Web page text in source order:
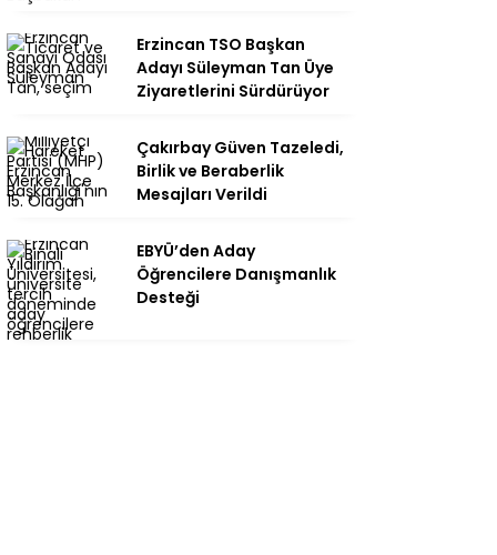
Erzincan TSO Başkan
Adayı Süleyman Tan Üye
Ziyaretlerini Sürdürüyor
Çakırbay Güven Tazeledi,
Birlik ve Beraberlik
Mesajları Verildi
EBYÜ’den Aday
Öğrencilere Danışmanlık
Desteği